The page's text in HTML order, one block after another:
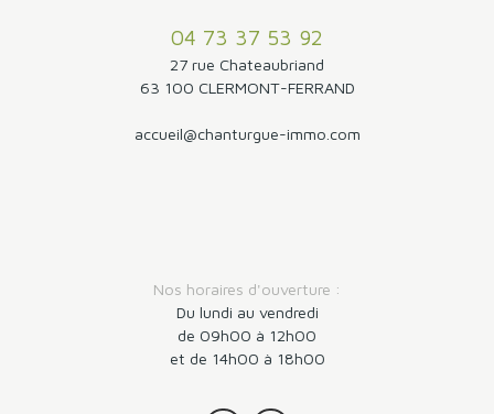
04 73 37 53 92
27 rue Chateaubriand
63 100 CLERMONT-FERRAND
accueil@chanturgue-immo.com
Nos horaires d'ouverture :
Du lundi au vendredi
de 09h00 à 12h00
et de 14h00 à 18h00